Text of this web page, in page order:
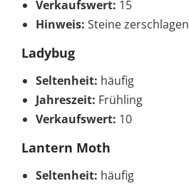
Verkaufswert: 15
Hinweis: Steine zerschlagen
Ladybug
Seltenheit: häufig
Jahreszeit: Frühling
Verkaufswert: 10
Lantern Moth
Seltenheit: häufig